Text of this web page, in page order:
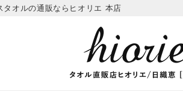
タオルの通販ならヒオリエ 本店